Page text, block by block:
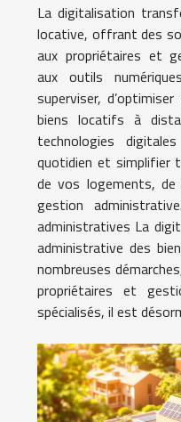
La digitalisation
locative, offrant des
aux propriétaires et
aux outils
superviser,
biens locatifs à
technologies
quotidien et simplifier
de vos logements,
gestion
administratives La
administrative des
nombreuses
propriétaires et
spécialisés, il est